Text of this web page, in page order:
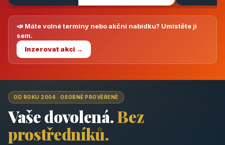
📣 Máte volné termíny nebo akční nabídku? Umístěte ji
sem.
Inzerovat akci →
OD ROKU 2004 · OSOBNĚ PROVĚŘENÉ
Vaše dovolená.Bez
prostředníků.